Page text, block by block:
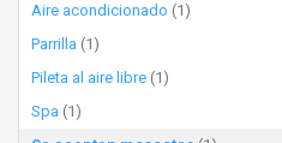
Aire acondicionado (1)
Parrilla (1)
Pileta al aire libre (1)
Spa (1)